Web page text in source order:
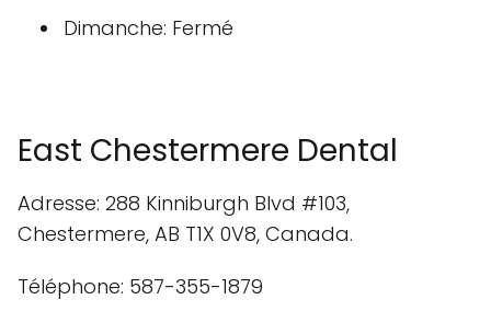
Dimanche: Fermé
East Chestermere Dental
Adresse: 288 Kinniburgh Blvd #103,
Chestermere, AB T1X 0V8, Canada.
Téléphone: 587-355-1879